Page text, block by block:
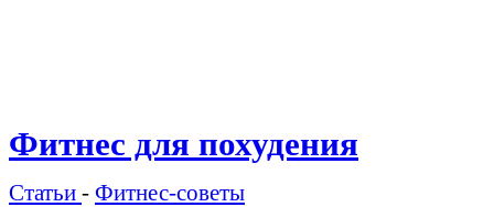
Фитнес для похудения
Статьи - Фитнес-советы